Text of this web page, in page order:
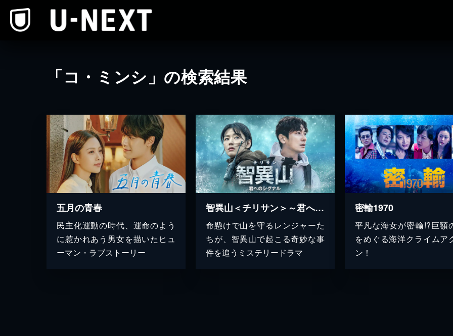
「コ・ミンシ」の検索結果
五月の青春
民主化運動の時代、運命のよう
に惹かれあう男女を描いたヒュ
ーマン・ラブストーリー
智異山＜チリサン＞～君へのシグナル～
命懸けで山を守るレンジャーた
ちが、智異山で起こる奇妙な事
件を追うミステリードラマ
密輸1970
平凡な海女が密輸!?巨額
をめぐる海洋クライムア
ン！